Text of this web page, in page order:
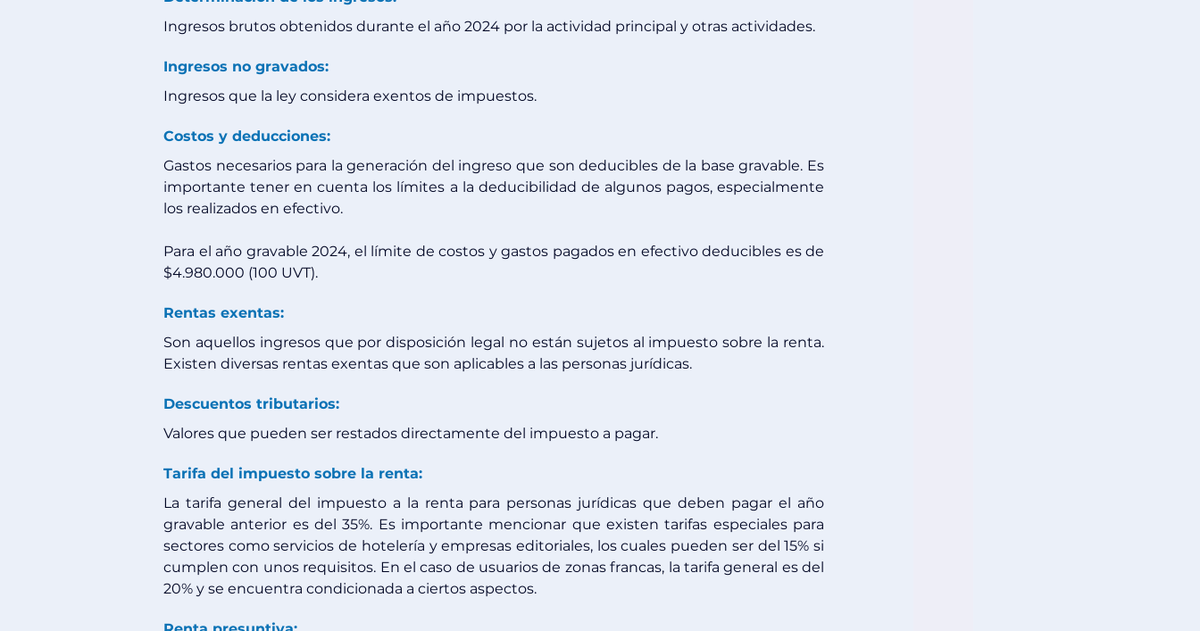
Ingresos brutos obtenidos durante el año 2024 por la actividad principal y otras actividades.
Ingresos no gravados:
Ingresos que la ley considera exentos de impuestos.
Costos y deducciones:
Gastos necesarios para la generación del ingreso que son deducibles de la base gravable. Es
importante tener en cuenta los límites a la deducibilidad de algunos pagos, especialmente
los realizados en efectivo.
Para el año gravable 2024, el límite de costos y gastos pagados en efectivo deducibles es de
$4.980.000 (100 UVT).
Rentas exentas:
Son aquellos ingresos que por disposición legal no están sujetos al impuesto sobre la renta.
Existen diversas rentas exentas que son aplicables a las personas jurídicas.
Descuentos tributarios:
Valores que pueden ser restados directamente del impuesto a pagar.
Tarifa del impuesto sobre la renta:
La tarifa general del impuesto a la renta para personas jurídicas que deben pagar el año
gravable anterior es del 35%. Es importante mencionar que existen tarifas especiales para
sectores como servicios de hotelería y empresas editoriales, los cuales pueden ser del 15% si
cumplen con unos requisitos. En el caso de usuarios de zonas francas, la tarifa general es del
20% y se encuentra condicionada a ciertos aspectos.